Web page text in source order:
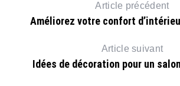
Article précédent
Améliorez votre confort
Article suivant
Idées de décoration pour un